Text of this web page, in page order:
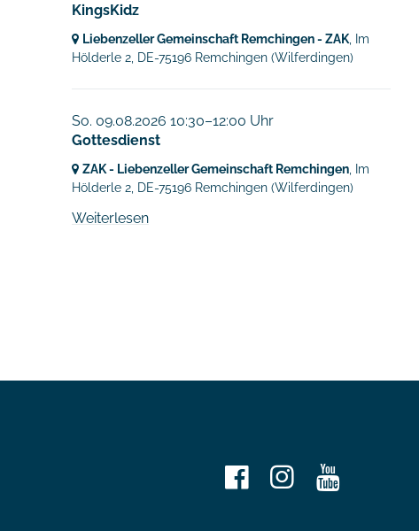
KingsKidz
Liebenzeller Gemeinschaft Remchingen - ZAK , Im
Hölderle 2, DE-75196 Remchingen (Wilferdingen)
So. 09.08.2026 10:30–12:00 Uhr
Gottesdienst
ZAK - Liebenzeller Gemeinschaft Remchingen , Im
Hölderle 2, DE-75196 Remchingen (Wilferdingen)
Weiterlesen